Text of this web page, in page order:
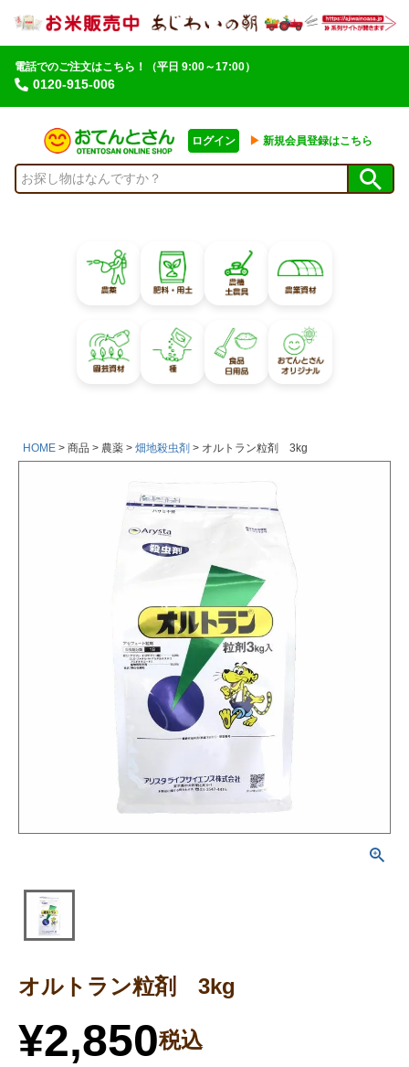
電話でのご注文はこちら！
0120-915-006
（平日 9:00～17:00）
ログイン ▶︎ 新規会員登録はこちら
HOME 商品 農薬 畑地殺虫剤 オルトラン粒剤 3kg
オルトラン粒剤 3kg
¥2,850税込